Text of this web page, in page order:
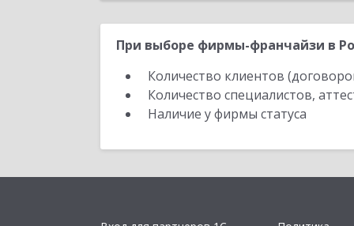
При выборе фирмы-франчайзи в
Количество клиентов
Количество специалистов,
Наличие у фирмы статуса